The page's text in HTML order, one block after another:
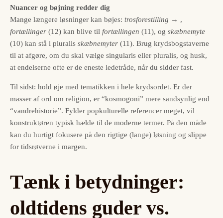
Nuancer og bøjning redder dig
Mange længere løsninger kan bøjes: trosforestilling → ,
fortællinger (12) kan blive til fortællingen (11), og skæbnemyte
(10) kan stå i pluralis skæbnemyter (11). Brug krydsbogstaverne
til at afgøre, om du skal vælge singularis eller pluralis, og husk,
at endelserne ofte er de eneste ledetråde, når du sidder fast.
Til sidst: hold øje med tematikken i hele krydsordet. Er der
masser af ord om religion, er “kosmogoni” mere sandsynlig end
“vandrehistorie”. Fylder popkulturelle referencer meget, vil
konstruktøren typisk hælde til de moderne termer. På den måde
kan du hurtigt fokusere på den rigtige (lange) løsning og slippe
for tidsrøverne i margen.
Tænk i betydninger:
oldtidens guder vs.